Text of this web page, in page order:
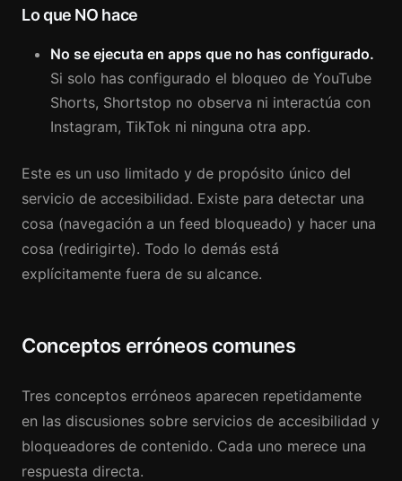
Lo que NO hace
No se ejecuta en apps que no has configurado.
Si solo has configurado el bloqueo de YouTube
Shorts, Shortstop no observa ni interactúa con
Instagram, TikTok ni ninguna otra app.
Este es un uso limitado y de propósito único del
servicio de accesibilidad. Existe para detectar una
cosa (navegación a un feed bloqueado) y hacer una
cosa (redirigirte). Todo lo demás está
explícitamente fuera de su alcance.
Conceptos erróneos comunes
Tres conceptos erróneos aparecen repetidamente
en las discusiones sobre servicios de accesibilidad y
bloqueadores de contenido. Cada uno merece una
respuesta directa.